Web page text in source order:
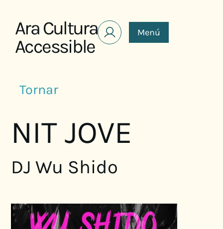
Ara Cultura
Accessible
Menú
Tornar
NIT JOVE
DJ Wu Shido